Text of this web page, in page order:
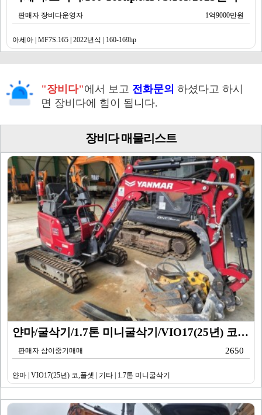
판매자 장비다운영자 1억9000만원
아세아 | MF7S.165 | 2022년식 | 160-169hp
"장비다"에서 보고 전화문의 하셨다고 하시
면 장비다에 힘이 됩니다.
장비다 매물리스트
얀마/굴삭기/1.7톤 미니굴삭기/VIO17(25년) 코…
판매자 삼이중기매매 2650
얀마 | VIO17(25년) 코,풀셋 | 기타 | 1.7톤 미니굴삭기